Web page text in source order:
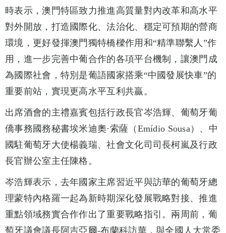
時表示，澳門特區致力推進高質量對內改革和高水平
對外開放，打造國際化、法治化、穩定可預期的營商
環境，更好發揮澳門獨特橋樑作用和“精準聯繫人”作
用，進一步完善中葡合作的各項平台機制，讓澳門成
為國際社會，特別是葡語國家搭乘“中國發展快車”的
重要前站，實現更高水平互利共贏。
出席酒會的主禮嘉賓包括行政長官岑浩輝、葡萄牙葡
僑事務國務秘書埃米迪奧·索薩（Emídio Sousa）、中
國駐葡萄牙大使楊義瑞、社會文化司司長柯嵐及行政
長官辦公室主任陳格。
岑浩輝表示，去年國家主席習近平與訪華的葡萄牙總
理蒙特內格羅一起為新時期深化發展戰略對接、推進
重點領域務實合作作出了重要戰略指引。兩周前，葡
萄牙議會議長阿吉亞爾-布蘭科訪華，與全國人大常委